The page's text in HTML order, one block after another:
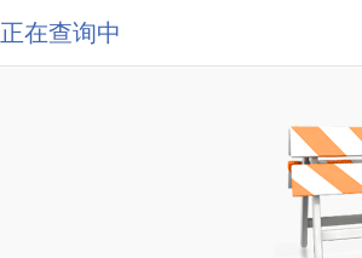
正在查询中